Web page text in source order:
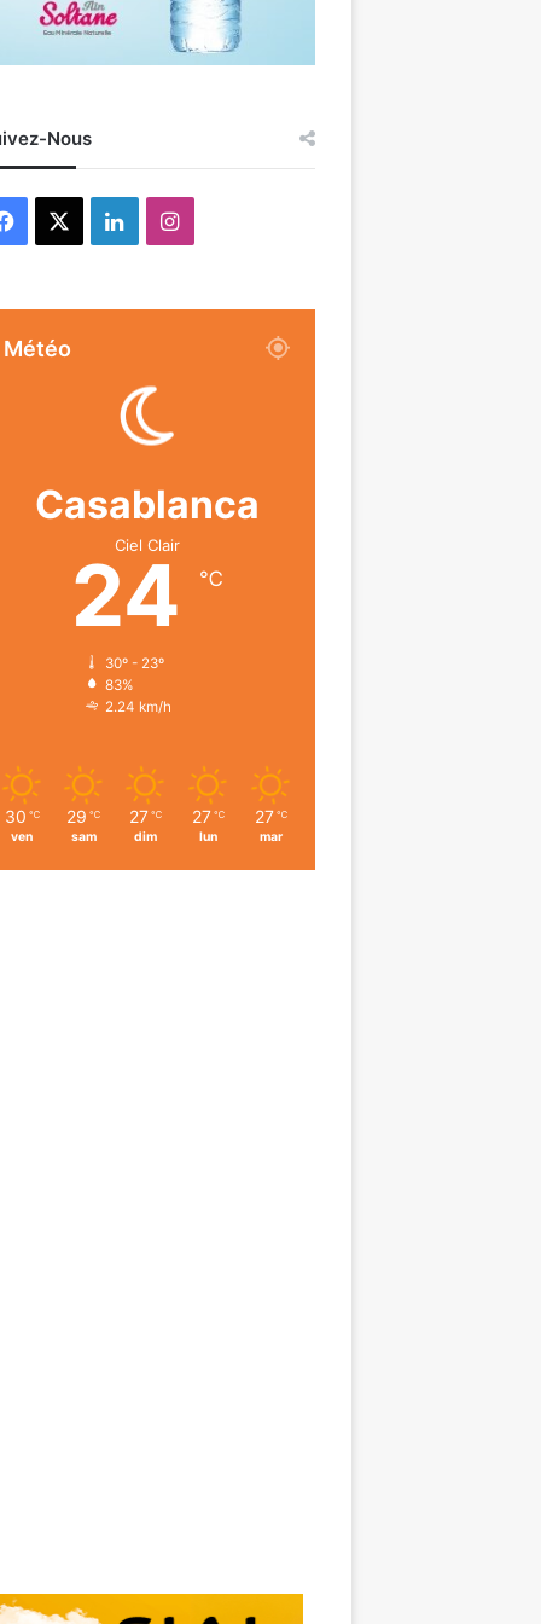
Nous
Facebook LinkedinInstagram
Météo
Casablanca
Ciel Clair
24 ℃
30º - 23º
83%
2.24 km/h
30 ℃
ven
29 ℃
sam
27 ℃
dim
27 ℃
lun
27 ℃
mar